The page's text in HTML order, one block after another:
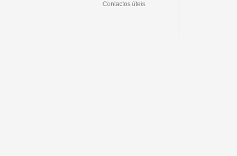
Contactos úteis